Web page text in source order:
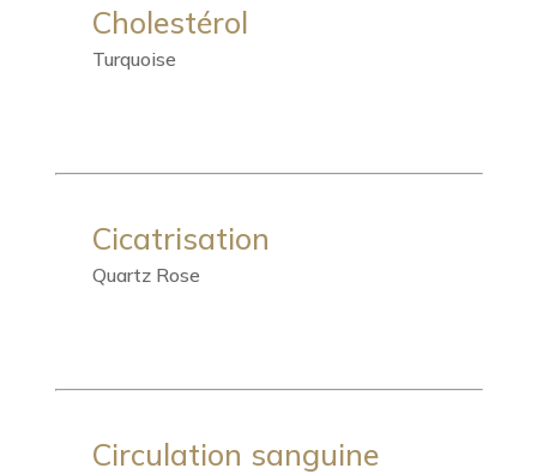
Cholestérol
Turquoise
Cicatrisation
Quartz Rose
Circulation sanguine